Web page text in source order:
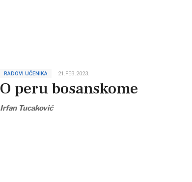
RADOVI UČENIKA 21.FEB.2023.
O peru bosanskome
Irfan Tucaković